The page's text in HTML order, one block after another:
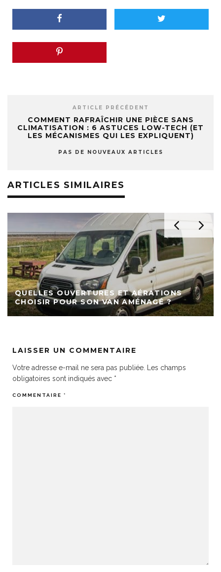
ARTICLE PRÉCÉDENT
COMMENT RAFRAÎCHIR UNE PIÈCE SANS
CLIMATISATION : 6 ASTUCES LOW-TECH (ET
LES MÉCANISMES QUI LES EXPLIQUENT)
PAS DE NOUVEAUX ARTICLES
ARTICLES SIMILAIRES
QUELLES OUVERTURES ET AÉRATIONS
CHOISIR POUR SON VAN AMÉNAGÉ ?
LAISSER UN COMMENTAIRE
Votre adresse e-mail ne sera pas publiée. Les champs
obligatoires sont indiqués avec *
COMMENTAIRE *